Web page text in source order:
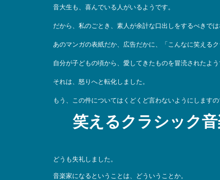
音大生も、喜んでいる人がいるようです。
だから、私のごとき、素人が余計な口出しをするべきで
あのマンガの表紙だか、広告だかに、「こんなに笑える
自分が子どもの頃から、愛してきたものを冒涜されたよ
それは、怒りへと転化しました。
もう、この件についてはくどくど言わないようにします
笑えるクラシック
どうも失礼しました。
音楽家になるということは、どういうことか。